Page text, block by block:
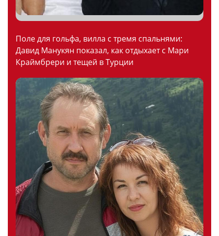
Поле для гольфа, вилла с тремя спальнями:
Давид Манукян показал, как отдыхает с Мари
Краймбрери и тещей в Турции